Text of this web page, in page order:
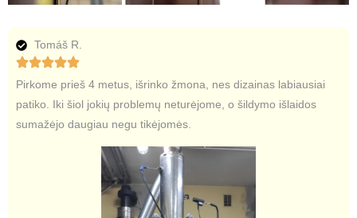
Tomáš R.
Pirkome prieš 4 metus, išrinko žmona, nes dizainas labiausiai
patiko. Iki šiol jokių problemų neturėjome, o šildymo išlaidos
sumažėjo daugiau negu tikėjomės.